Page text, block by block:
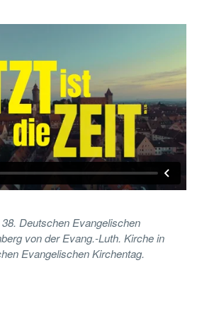
Deutschen Evangelischen
von der Evang.-Luth. Kirche in
Evangelischen Kirchentag.